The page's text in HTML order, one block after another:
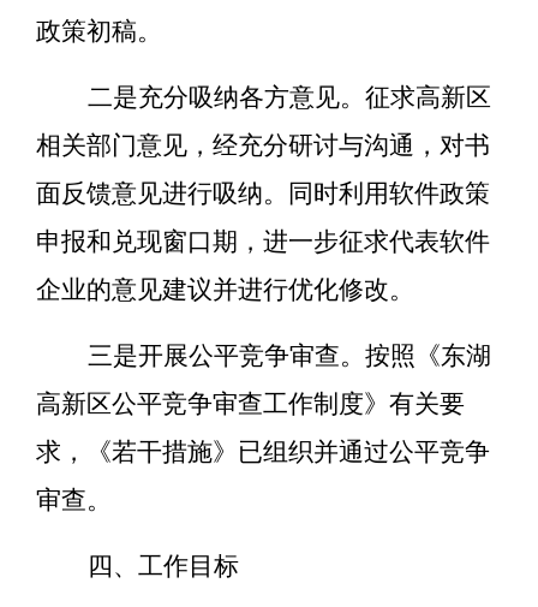
政策初稿。
二是充分吸纳各方意见。 征求高新区
相关部门意见，经充分研讨与沟通，对书
面反馈意见进行吸纳。同时利用软件政策
申报和兑现窗口期，进一步征求代表软件
企业的意见建议并进行优化修改。
三是开展公平竞争审查。 按照《东湖
高新区公平竞争审查工作制度》有关要
求，《若干措施》已组织并通过公平竞争
审查。
四、工作目标